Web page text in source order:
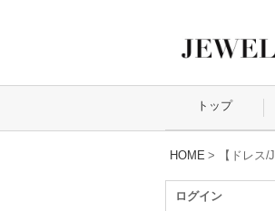
トップ
HOME > 【ドレス
ログイン